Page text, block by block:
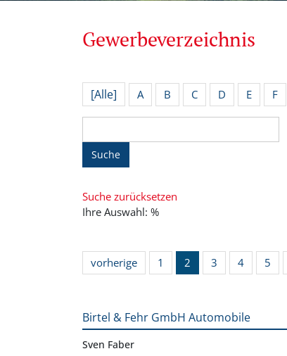
Gewerbeverzeichnis
[Alle] A B C D E F
Suche
Suche zurücksetzen
Ihre Auswahl: %
vorherige 1 2 3 4 5
Birtel & Fehr GmbH Automobile
Sven Faber